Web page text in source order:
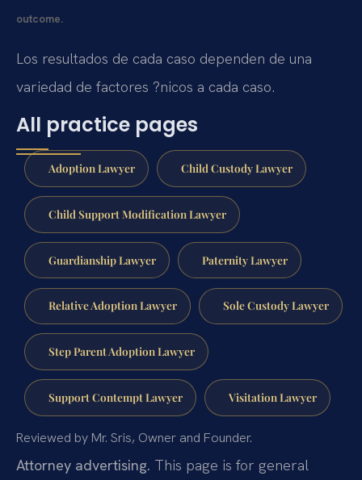
outcome.
Los resultados de cada caso dependen de una
variedad de factores ?nicos a cada caso.
All practice pages
Adoption Lawyer Child Custody Lawyer
Child Support Modification Lawyer
Guardianship Lawyer Paternity Lawyer
Relative Adoption Lawyer Sole Custody Lawyer
Step Parent Adoption Lawyer
Support Contempt Lawyer Visitation Lawyer
Reviewed by Mr. Sris, Owner and Founder.
Attorney advertising. This page is for general